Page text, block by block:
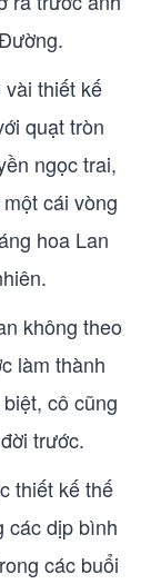
thiết kế
quạt tròn
ngọc trai,
cái vòng
hoa Lan
không theo
làm thành
cô cũng
trước.
thiết kế thế
các dịp bình
các buổi